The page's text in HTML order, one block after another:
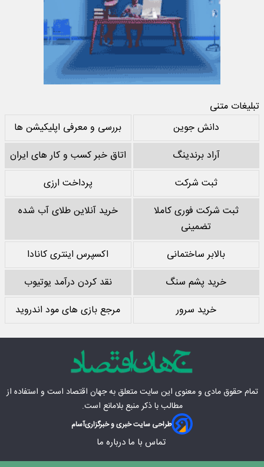
تبلیغات متنی
دانش جوین
بررسی و معرفی اپلیکیشن ها
آراد برندینگ
اتاق خبر کسب و کار های ایران
ثبت شرکت
پرداخت ارزی
ثبت شرکت فوری کاملا
تضمینی
خرید آنلاین طلای آب شده
بالابر ساختمانی
اکسپرس اینتری کانادا
خرید پشم سنگ
نقد کردن درآمد یوتیوب
خرید سرور
مرجع بازی های مود اندروید
تمام حقوق مادی‌ و معنوی این سایت متعلق بهجهان اقتصاد است و استفاده از
مطالب با ذکر منبع بلامانع است.
طراحی سایت خبری و خبرگزاریآسام
تماس با ما درباره ما